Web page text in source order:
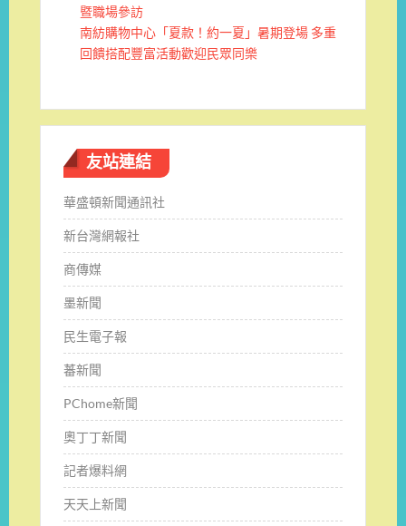
暨職場參訪
南紡購物中心「夏款！約一夏」暑期登場 多重
回饋搭配豐富活動歡迎民眾同樂
友站連結
華盛頓新聞通訊社
新台灣網報社
商傳媒
墨新聞
民生電子報
蕃新聞
PChome新聞
奧丁丁新聞
記者爆料網
天天上新聞